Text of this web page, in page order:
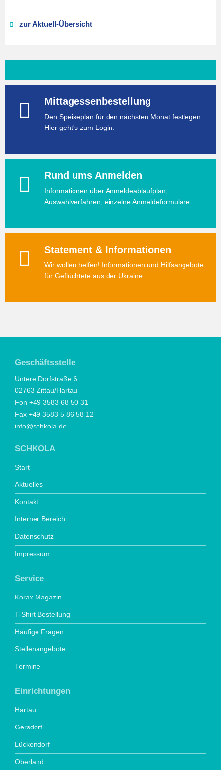
zur Aktuell-Übersicht
Mittagessenbestellung
Den Speiseplan für den nächsten Monat festlegen.
Hier geht's zum Login.
Rund ums Anmelden
Informationen über Anmeldeablaufplan,
Auswahlverfahren, einzelne Anmeldeformulare
Statement & Informationen
Wir wollen helfen! Informationen und Hilfsangebote
für Geflüchtete aus der Ukraine.
Geschäftsstelle
Untere Dorfstraße 6
02763 Zittau/Hartau
Fon +49 3583 68 50 31
Fax +49 3583 5 86 58 12
info@schkola.de
SCHKOLA
Start
Aktuelles
Kontakt
Interner Bereich
Datenschutz
Impressum
Service
Korax Magazin
T-Shirt Bestellung
Häufige Fragen
Stellenangebote
Termine
Einrichtungen
Hartau
Gersdorf
Lückendorf
Oberland